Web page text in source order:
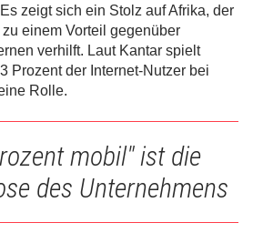
zeigt sich ein Stolz auf Afrika, der
einem Vorteil gegenüber
verhilft. Laut Kantar spielt
Prozent der Internet-Nutzer bei
Rolle.
mobil" ist die
des Unternehmens